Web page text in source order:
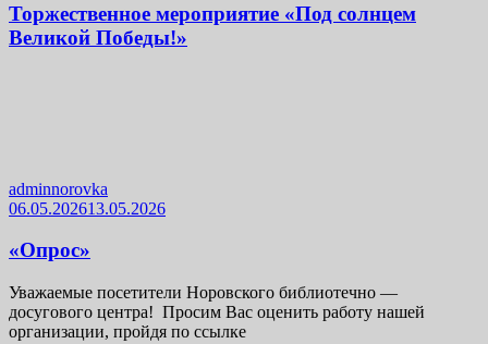
Торжественное мероприятие «Под солнцем
Великой Победы!»
adminnorovka
06.05.202613.05.2026
«Опрос»
Уважаемые посетители Норовского библиотечно —
досугового центра! Просим Вас оценить работу нашей
организации, пройдя по ссылке